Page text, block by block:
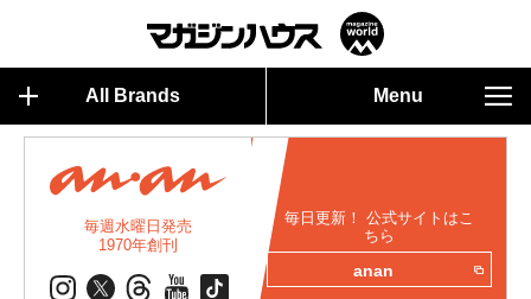
All Brands Menu
毎週水曜日発売
1970年創刊
毎日更新！ 公式サイトはこ
ちら
anan